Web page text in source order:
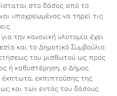
στο δάσος από το
υποχρεωμένος να τηρεί τις
την κανονική υλοτομία έχει
και το Δημοτικό Συμβούλιο.
του μισθωτού ως προς
ή καθυστέρηση, ο Δήμος
έκπτωτο, εκπιπτούσης της
και των εντός του δάσους